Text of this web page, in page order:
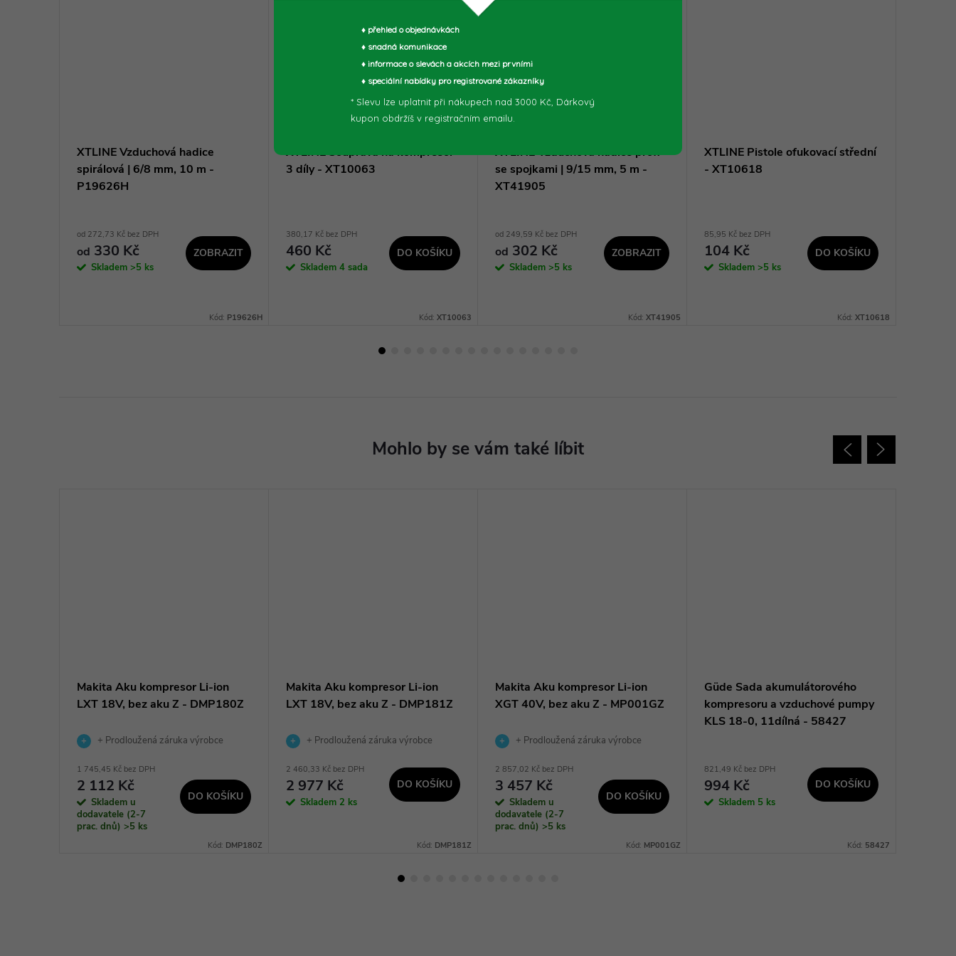
XTLINE Vzduchová hadice
spirálová | 6/8 mm, 10 m -
P19626H
od 272,73 Kč bez DPH
od 330 Kč
Skladem >5 ks
ZOBRAZIT
Kód: P19626H
XTLINE Souprava na kompresor
3 díly - XT10063
380,17 Kč bez DPH
460 Kč
Skladem 4 sada
DO KOŠÍKU
Kód: XT10063
XTLINE Vzduchová hadice profi
se spojkami | 9/15 mm, 5 m -
XT41905
od 249,59 Kč bez DPH
od 302 Kč
Skladem >5 ks
ZOBRAZIT
Kód: XT41905
XTLINE Pistole ofukovací střední
- XT10618
85,95 Kč bez DPH
104 Kč
Skladem >5 ks
DO KOŠÍKU
Kód: XT10618
Makita Aku kompresor Li-ion
LXT 18V, bez aku Z - DMP180Z
+ Prodloužená záruka výrobce
1 745,45 Kč bez DPH
2 112 Kč
Skladem u
dodavatele (2-7
prac. dnů) >5 ks
DO KOŠÍKU
Kód: DMP180Z
Makita Aku kompresor Li-ion
LXT 18V, bez aku Z - DMP181Z
+ Prodloužená záruka výrobce
2 460,33 Kč bez DPH
2 977 Kč
Skladem 2 ks
DO KOŠÍKU
Kód: DMP181Z
Makita Aku kompresor Li-ion
XGT 40V, bez aku Z - MP001GZ
+ Prodloužená záruka výrobce
2 857,02 Kč bez DPH
3 457 Kč
Skladem u
dodavatele (2-7
prac. dnů) >5 ks
DO KOŠÍKU
Kód: MP001GZ
Güde Sada akumulátorového
kompresoru a vzduchové pumpy
KLS 18-0, 11dílná - 58427
821,49 Kč bez DPH
994 Kč
Skladem 5 ks
DO KOŠÍKU
Kód: 58427
♦ přehled o objednávkách
♦ snadná komunikace
♦ informace o slevách a akcích mezi prvními
♦ speciální nabídky pro registrované zákazníky
* Slevu lze uplatnit při nákupech nad 3000 Kč, Dárkový
kupon obdržíš v registračním emailu.